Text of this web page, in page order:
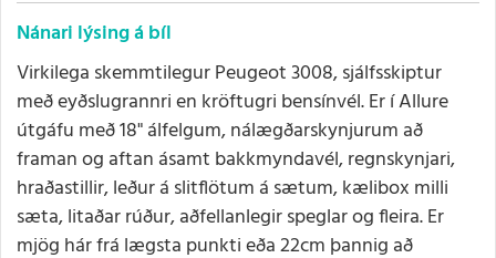
Nánari lýsing á bíl
Virkilega skemmtilegur Peugeot 3008, sjálfsskiptur
með eyðslugrannri en kröftugri bensínvél. Er í Allure
útgáfu með 18" álfelgum, nálægðarskynjurum að
framan og aftan ásamt bakkmyndavél, regnskynjari,
hraðastillir, leður á slitflötum á sætum, kælibox milli
sæta, litaðar rúður, aðfellanlegir speglar og fleira. Er
mjög hár frá lægsta punkti eða 22cm þannig að